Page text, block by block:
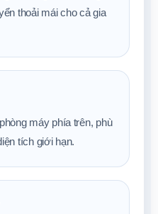
thoải mái cho cả gia
máy phía trên, phù
tích giới hạn.